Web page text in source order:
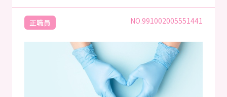
正職員 NO.991002005551441